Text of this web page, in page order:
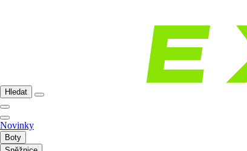
Hledat
Novinky
Boty